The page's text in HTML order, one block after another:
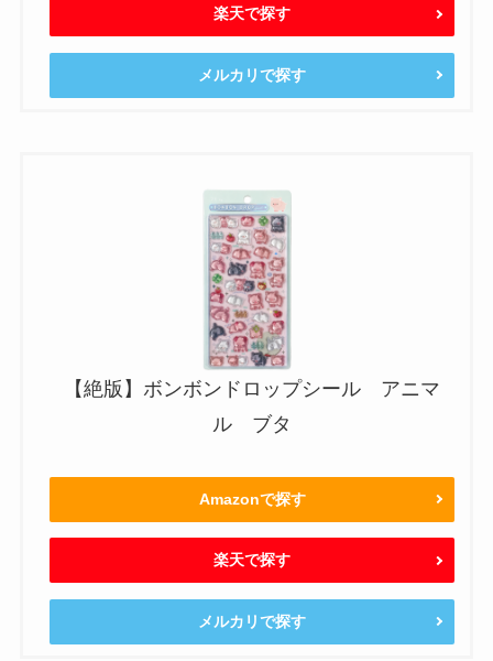
楽天で探す
メルカリで探す
【絶版】ボンボンドロップシール アニマ
ル ブタ
Amazonで探す
楽天で探す
メルカリで探す